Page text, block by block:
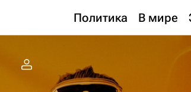
Политика В мире